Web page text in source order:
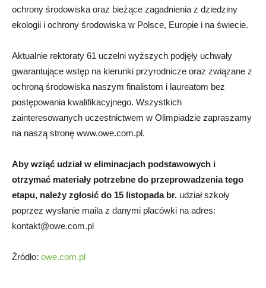
ochrony środowiska oraz bieżące zagadnienia z dziedziny
ekologii i ochrony środowiska w Polsce, Europie i na świecie.
Aktualnie rektoraty 61 uczelni wyższych podjęły uchwały
gwarantujące wstęp na kierunki przyrodnicze oraz związane z
ochroną środowiska naszym finalistom i laureatom bez
postępowania kwalifikacyjnego. Wszystkich
zainteresowanych uczestnictwem w Olimpiadzie zapraszamy
na naszą stronę www.owe.com.pl.
Aby wziąć udział w eliminacjach podstawowych i
otrzymać materiały potrzebne do przeprowadzenia tego
etapu, należy zgłosić do 15 listopada br. udział szkoły
poprzez wysłanie maila z danymi placówki na adres:
kontakt@owe.com.pl
Źródło: owe.com.pl